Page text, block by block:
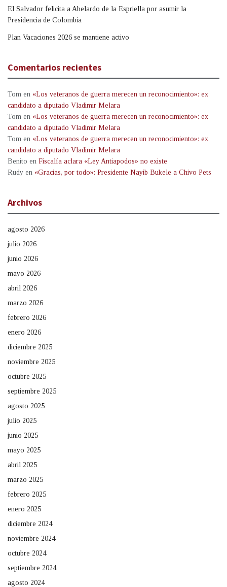
El Salvador felicita a Abelardo de la Espriella por asumir la
Presidencia de Colombia
Plan Vacaciones 2026 se mantiene activo
Comentarios recientes
Tom en «Los veteranos de guerra merecen un reconocimiento»: ex
candidato a diputado Vladimir Melara
Tom en «Los veteranos de guerra merecen un reconocimiento»: ex
candidato a diputado Vladimir Melara
Tom en «Los veteranos de guerra merecen un reconocimiento»: ex
candidato a diputado Vladimir Melara
Benito en Fiscalía aclara «Ley Antiapodos» no existe
Rudy en «Gracias, por todo»: Presidente Nayib Bukele a Chivo Pets
Archivos
agosto 2026
julio 2026
junio 2026
mayo 2026
abril 2026
marzo 2026
febrero 2026
enero 2026
diciembre 2025
noviembre 2025
octubre 2025
septiembre 2025
agosto 2025
julio 2025
junio 2025
mayo 2025
abril 2025
marzo 2025
febrero 2025
enero 2025
diciembre 2024
noviembre 2024
octubre 2024
septiembre 2024
agosto 2024